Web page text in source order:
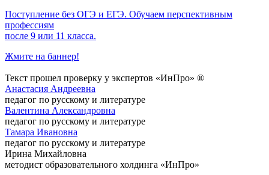
Поступление без ОГЭ и ЕГЭ. Обучаем перспективным
профессиям
после 9 или 11 класса.
Жмите на баннер!
Текст прошел проверку у экспертов «ИнПро» ®
Анастасия Андреевна
педагог по русскому и литературе
Валентина Александровна
педагог по русскому и литературе
Тамара Ивановна
педагог по русскому и литературе
Ирина Михайловна
методист образовательного холдинга «ИнПро»